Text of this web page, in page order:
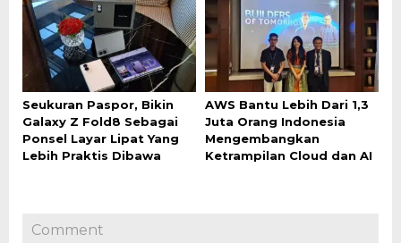
Seukuran Paspor, Bikin
Galaxy Z Fold8 Sebagai
Ponsel Layar Lipat Yang
Lebih Praktis Dibawa
AWS Bantu Lebih Dari 1,3
Juta Orang Indonesia
Mengembangkan
Ketrampilan Cloud dan AI
Comment